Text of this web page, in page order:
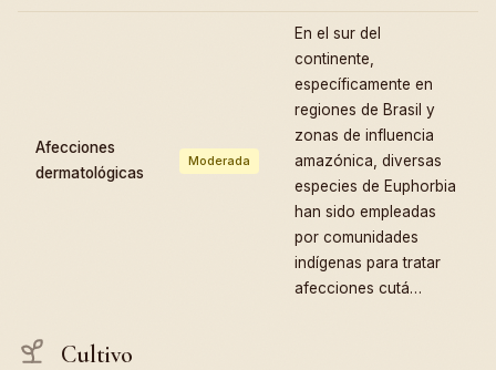
Afecciones
dermatológicas
Moderada
En el sur del
continente,
específicamente en
regiones de Brasil y
zonas de influencia
amazónica, diversas
especies de Euphorbia
han sido empleadas
por comunidades
indígenas para tratar
afecciones cutá…
Cultivo